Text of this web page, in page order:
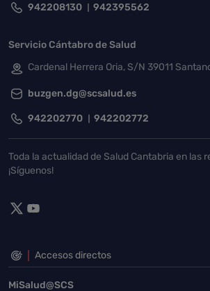
942208130 942395562
Servicio Cántabro de Salud
Cardenal Herrera Oria, S/N 39011
buzgen.dg@scsalud.es
942202770 942202772
Toda la actualidad de Salud Cantabria en las
¡Síguenos!
Accesos directos
MiSalud@SCS